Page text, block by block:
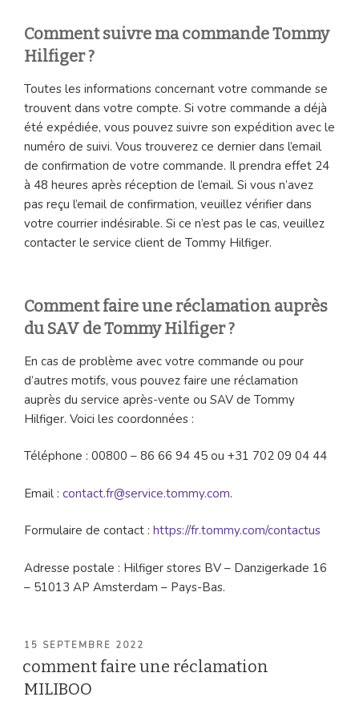
Comment suivre ma commande Tommy
Hilfiger ?
Toutes les informations concernant votre commande se
trouvent dans votre compte. Si votre commande a déjà
été expédiée, vous pouvez suivre son expédition avec le
numéro de suivi. Vous trouverez ce dernier dans l’email
de confirmation de votre commande. Il prendra effet 24
à 48 heures après réception de l’email. Si vous n’avez
pas reçu l’email de confirmation, veuillez vérifier dans
votre courrier indésirable. Si ce n’est pas le cas, veuillez
contacter le service client de Tommy Hilfiger.
Comment faire une réclamation auprès
du SAV de Tommy Hilfiger ?
En cas de problème avec votre commande ou pour
d’autres motifs, vous pouvez faire une réclamation
auprès du service après-vente ou SAV de Tommy
Hilfiger. Voici les coordonnées :
Téléphone : 00800 – 86 66 94 45 ou +31 702 09 04 44
Email : contact.fr@service.tommy.com.
Formulaire de contact : https://fr.tommy.com/contactus
Adresse postale : Hilfiger stores BV – Danzigerkade 16
– 51013 AP Amsterdam – Pays-Bas.
PUBLIÉ
15 SEPTEMBRE 2022
comment faire une réclamation
MILIBOO